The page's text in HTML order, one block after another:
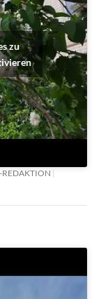
zu
REDAKTION